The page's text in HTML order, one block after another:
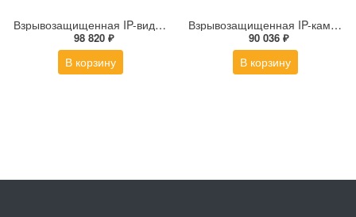
Взрывозащищенная IP-видеокамера Релион Релион-Exd-Н-100-ИК-IP5Мп2.8mm-PoE-МК-TR
98 820 ₽
В корзину
Взрывозащищенная IP-камера Релион Релион-Exd-Н-150-ИК-IP2Мп2.8mm-220-С-TR
90 036 ₽
В корзину